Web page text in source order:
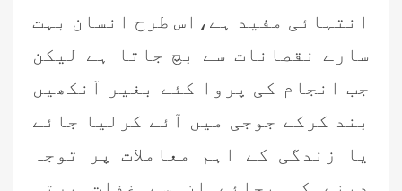
انتہائی مفید ہے،اس طرح انسان بہت
سارے نقصانات سے بچ جاتا ہے لیکن
جب انجام کی پروا کئے بغیر آنکھیں
بند کرکے جوجی میں آئے کرلیا جائے
یا زندگی کے اہم معاملات پر توجہ